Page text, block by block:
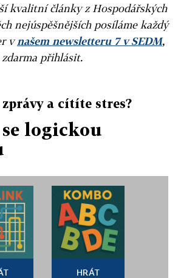
kvalitní články z Hospodářských
nejúspěšnějších posíláme každý
vnašem newsletteru 7 v SEDM,
přihlásit.
a cítíte stres?
logickou
HRÁT